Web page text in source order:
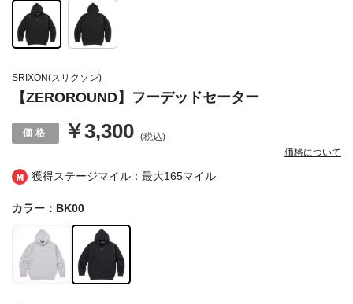
獲得ステージマイル：最大165マイル
SRIXON(スリクソン)
【ZEROROUND】フーデッドセーター
￥3,300 (税込)
価格について
カラー：BK00